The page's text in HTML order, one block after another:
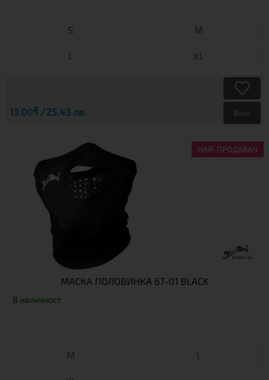
S М
L XL
13.00€ 25.43 лв. Виж
НАЙ-ПРОДАВАН
МАСКА ПОЛОВИНКА 67-01 BLACK
В наличност
М L